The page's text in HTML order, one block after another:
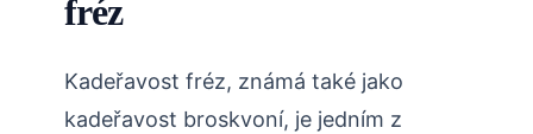
fréz
Kadeřavost fréz,⁤ známá také jako
kadeřavost broskvoní, je jedním z